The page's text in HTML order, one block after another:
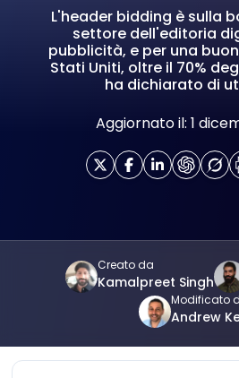
L'header bidding è sulla
settore dell'editoria
pubblicità, e per una
Stati Uniti, oltre il 70%
ha dichiarato di
Aggiornato il: 1
Creato da
Kamalpreet Singh
Modificato
Andrew